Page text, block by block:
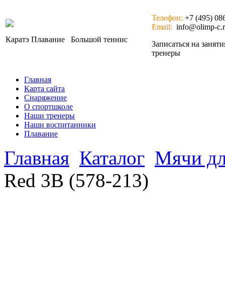
Каратэ Плавание Большой теннис
Телефон: +7 (495)
Email: info@olimp-
Записаться на
тренеры
Главная
Карта сайта
Снаряжение
О спортшколе
Наши тренеры
Наши воспитанники
Плавание
Главная Каталог Мячи
Red 3B (578-213)